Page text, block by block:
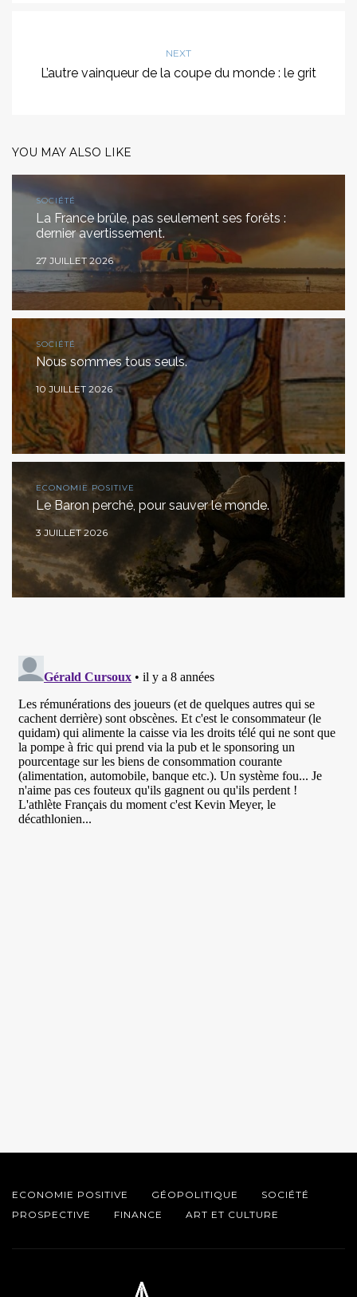
NEXT
L’autre vainqueur de la coupe du monde : le grit
YOU MAY ALSO LIKE
SOCIÉTÉ
La France brûle, pas seulement ses forêts :
dernier avertissement.
27 JUILLET 2026
SOCIÉTÉ
Nous sommes tous seuls.
10 JUILLET 2026
ECONOMIE POSITIVE
Le Baron perché, pour sauver le monde.
3 JUILLET 2026
ECONOMIE POSITIVE GÉOPOLITIQUE
SOCIÉTÉ
PROSPECTIVE
FINANCE ART ET CULTURE